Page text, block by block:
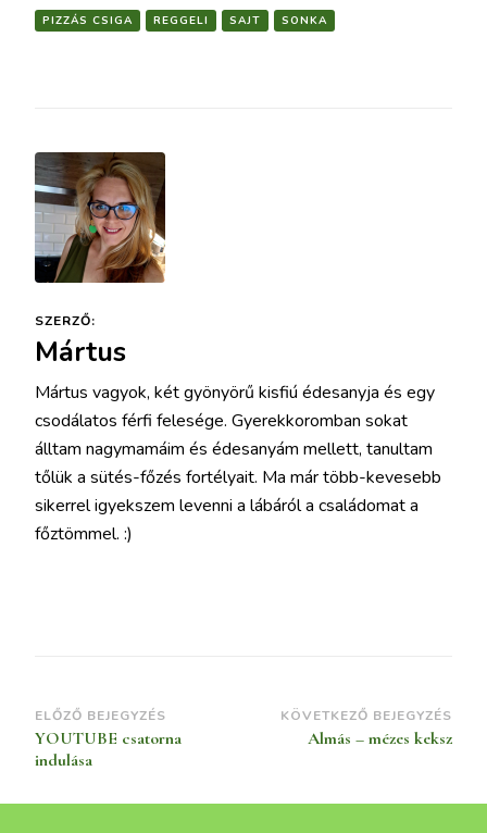
PIZZÁS CSIGA REGGELI SAJT SONKA
SZERZŐ:
Mártus
Mártus vagyok, két gyönyörű kisfiú édesanyja és egy
csodálatos férfi felesége. Gyerekkoromban sokat
álltam nagymamáim és édesanyám mellett, tanultam
tőlük a sütés-főzés fortélyait. Ma már több-kevesebb
sikerrel igyekszem levenni a lábáról a családomat a
főztömmel. :)
Bejegyzések
navigációja
ELŐZŐ BEJEGYZÉS
YOUTUBE csatorna
indulása
KÖVETKEZŐ BEJEGYZÉS
Almás – mézes keksz